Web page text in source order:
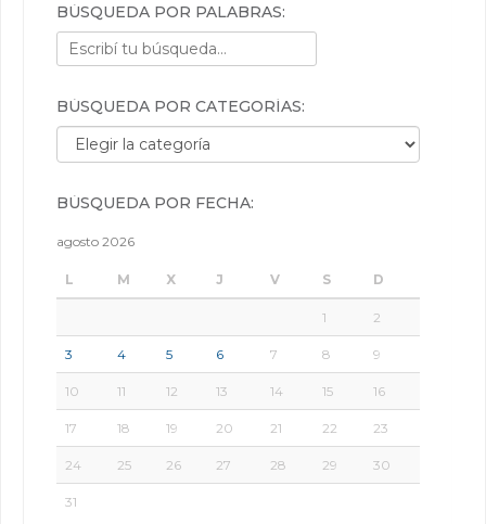
BÚSQUEDA POR PALABRAS:
BÚSQUEDA POR CATEGORÍAS:
Búsqueda por categorías:
BÚSQUEDA POR FECHA:
agosto 2026
L M X J V S D
1 2
3 4 5 6 7 8 9
10 11 12 13 14 15 16
17 18 19 20 21 22 23
24 25 26 27 28 29 30
31